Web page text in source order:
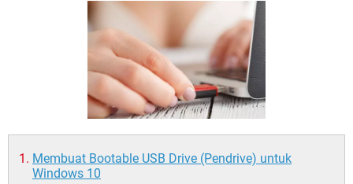
Membuat Bootable USB Drive (Pendrive) untuk
Windows 10